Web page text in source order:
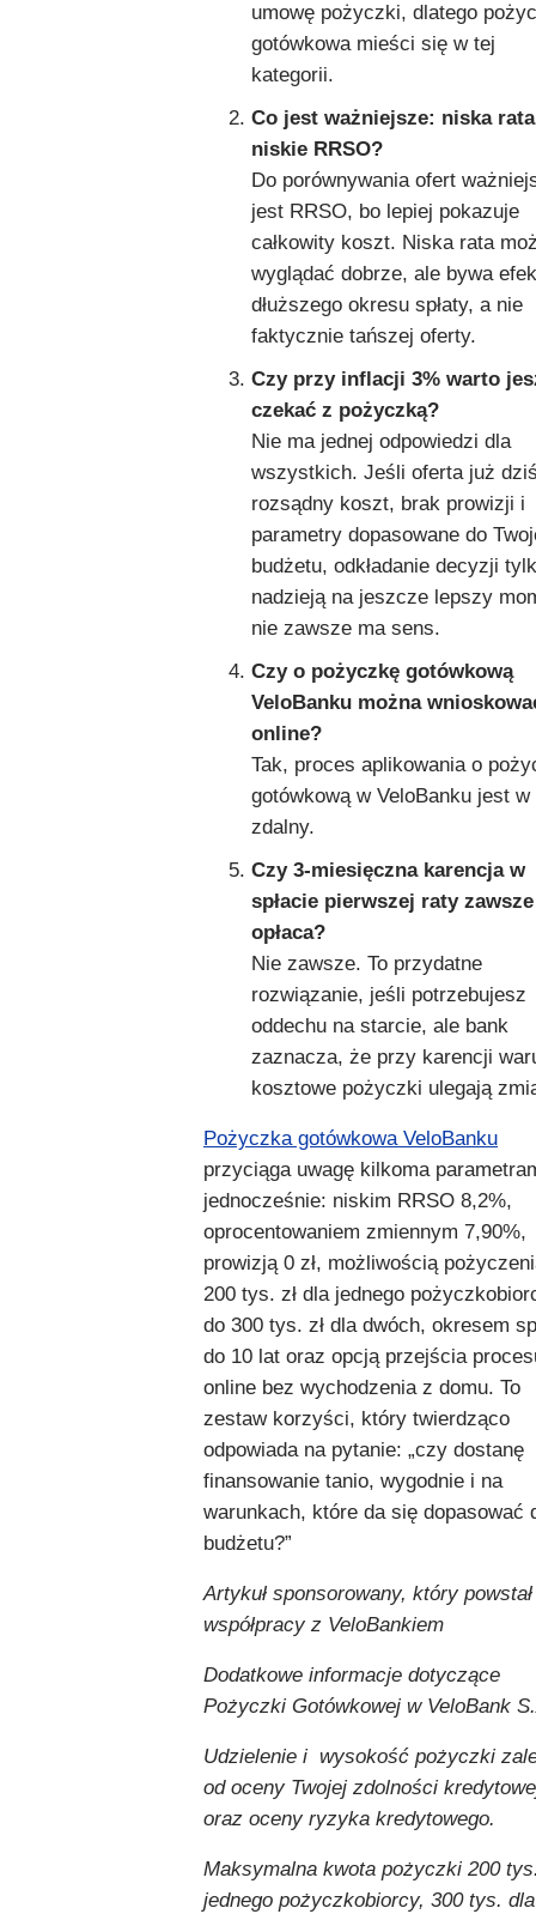
umowę pożyczki, dlatego
gotówkowa mieści się w tej
kategorii.
Co jest ważniejsze: niska
niskie RRSO?
Do porównywania ofert
jest RRSO, bo lepiej pokazuje
całkowity koszt. Niska rata
wyglądać dobrze, ale bywa
dłuższego okresu spłaty, a nie
faktycznie tańszej oferty.
Czy przy inflacji 3% warto
czekać z pożyczką?
Nie ma jednej odpowiedzi dla
wszystkich. Jeśli oferta już
rozsądny koszt, brak prowizji i
parametry dopasowane do
budżetu, odkładanie decyzji
nadzieją na jeszcze lepszy
nie zawsze ma sens.
Czy o pożyczkę gotówkową
VeloBanku można
online?
Tak, proces aplikowania o
gotówkową w VeloBanku jest w
zdalny.
Czy 3-miesięczna karencja w
spłacie pierwszej raty
opłaca?
Nie zawsze. To przydatne
rozwiązanie, jeśli potrzebujesz
oddechu na starcie, ale bank
zaznacza, że przy karencji
kosztowe pożyczki ulegają
Pożyczka gotówkowa VeloBanku
przyciąga uwagę kilkoma
jednocześnie: niskim RRSO 8,2%,
oprocentowaniem zmiennym 7,90%,
prowizją 0 zł, możliwością
200 tys. zł dla jednego
do 300 tys. zł dla dwóch, okresem
do 10 lat oraz opcją przejścia
online bez wychodzenia z domu. To
zestaw korzyści, który twierdząco
odpowiada na pytanie: „czy dostanę
finansowanie tanio, wygodnie i na
warunkach, które da się dopasować
budżetu?”
Artykuł sponsorowany, który
współpracy z VeloBankiem
Dodatkowe informacje dotyczące
Pożyczki Gotówkowej w VeloBank
Udzielenie i wysokość pożyczki
od oceny Twojej zdolności
oraz oceny ryzyka kredytowego.
Maksymalna kwota pożyczki 200
jednego pożyczkobiorcy, 300 tys. dla